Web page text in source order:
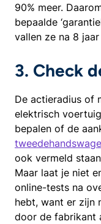
90% meer.
bepaalde
vallen ze na 8
3. Check
De actieradius of
elektrisch
bepalen of de
ook vermeld
Maar laat je niet
online-tests na
hebt, want er zijn
door de fabrikant